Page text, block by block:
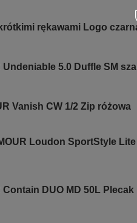
rękawami Logo
5.0 Duffle SM
Vanish CW 1/2 Zip różowa
Loudon SportStyle Lite
DUO MD 50L Plecak